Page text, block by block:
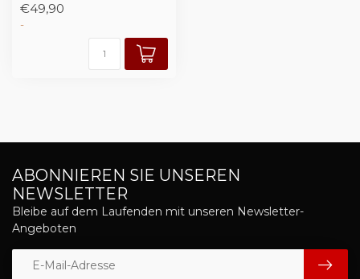
Trainer per USB...
€49,90
-
ABONNIEREN SIE UNSEREN
NEWSLETTER
Bleibe auf dem Laufenden mit unseren Newsletter-
Angeboten